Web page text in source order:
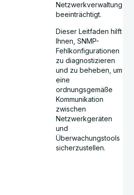
Netzwerkverwaltung
beeinträchtigt.
Dieser Leitfaden hilft
Ihnen, SNMP-
Fehlkonfigurationen
zu diagnostizieren
und zu beheben, um
eine
ordnungsgemäße
Kommunikation
zwischen
Netzwerkgeräten
und
Überwachungstools
sicherzustellen.